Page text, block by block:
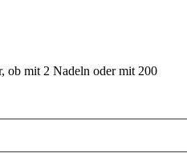
ob mit 2 Nadeln oder mit 200